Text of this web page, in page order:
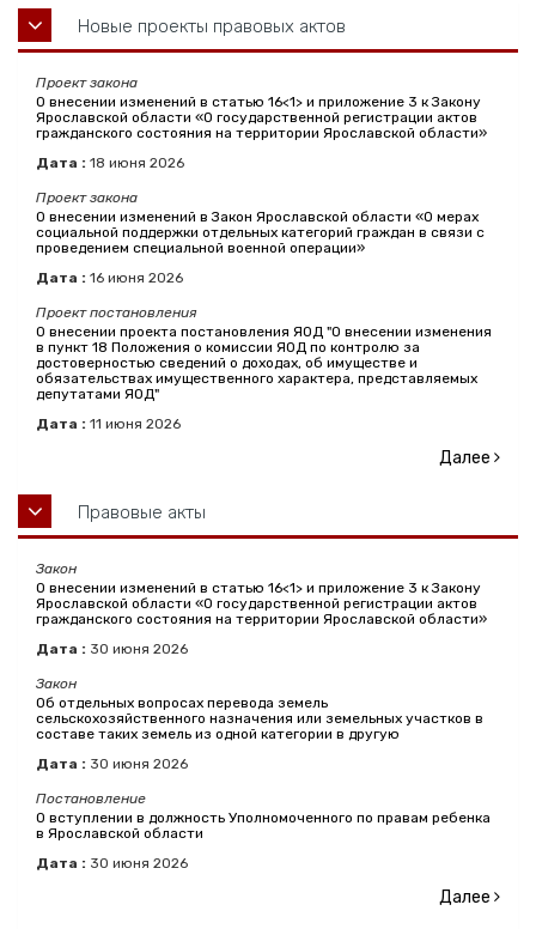
Новые проекты правовых актов
Проект закона
О внесении изменений в статью 16<1> и приложение 3 к Закону
Ярославской области «О государственной регистрации актов
гражданского состояния на территории Ярославской области»
Дата : 18 июня 2026
Проект закона
О внесении изменений в Закон Ярославской области «О мерах
социальной поддержки отдельных категорий граждан в связи с
проведением специальной военной операции»
Дата : 16 июня 2026
Проект постановления
О внесении проекта постановления ЯОД "О внесении изменения
в пункт 18 Положения о комиссии ЯОД по контролю за
достоверностью сведений о доходах, об имуществе и
обязательствах имущественного характера, представляемых
депутатами ЯОД"
Дата : 11 июня 2026
Далее
Правовые акты
Закон
О внесении изменений в статью 16<1> и приложение 3 к Закону
Ярославской области «О государственной регистрации актов
гражданского состояния на территории Ярославской области»
Дата : 30 июня 2026
Закон
Об отдельных вопросах перевода земель
сельскохозяйственного назначения или земельных участков в
составе таких земель из одной категории в другую
Дата : 30 июня 2026
Постановление
О вступлении в должность Уполномоченного по правам ребенка
в Ярославской области
Дата : 30 июня 2026
Далее